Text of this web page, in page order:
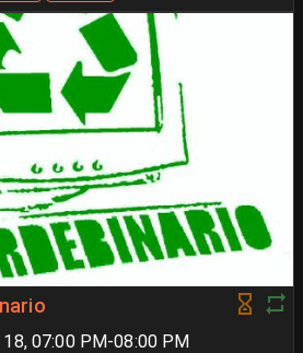
18, 07:00 PM-08:00 PM